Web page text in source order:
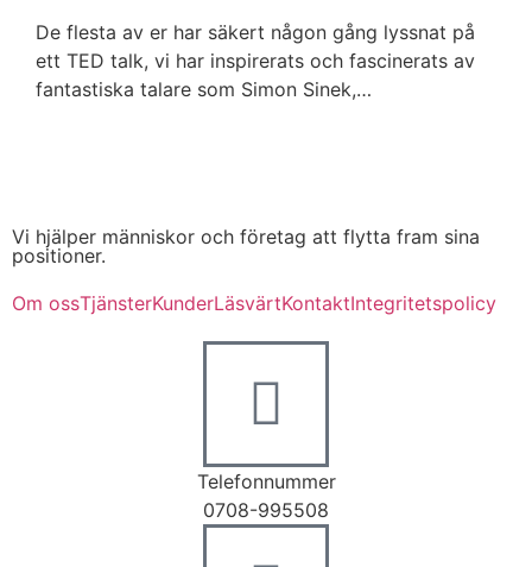
De flesta av er har säkert någon gång lyssnat på
ett TED talk, vi har inspirerats och fascinerats av
fantastiska talare som Simon Sinek,…
Vi hjälper människor och företag att flytta fram sina
positioner.
Om ossTjänsterKunderLäsvärtKontaktIntegritetspolicy
Telefonnummer
0708-995508